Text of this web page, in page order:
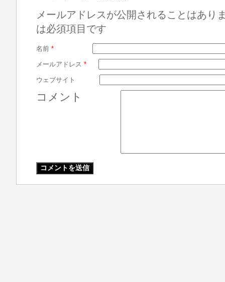
メールアドレスが公開されることはあり
は必須項目です
名前 *
メールアドレス *
ウェブサイト
コメント